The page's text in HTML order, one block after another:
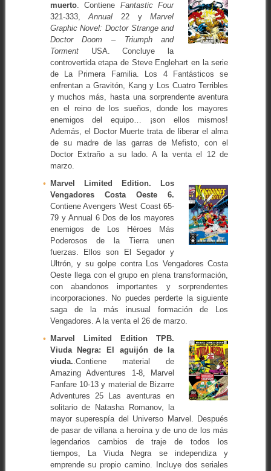
muerto. Contiene Fantastic Four
321-333,Annual 22 yMarvel
Graphic Novel: Doctor Strange and
Doctor Doom – Triumph and
Torment USA. Concluye la
controvertida etapa de Steve Englehart en la serie
de La Primera Familia. Los 4 Fantásticos se
enfrentan a Gravitón, Kang y Los Cuatro Terribles
y muchos más, hasta una sorprendente aventura
en el reino de los sueños, donde los mayores
enemigos del equipo… ¡son ellos mismos!
Además, el Doctor Muerte trata de liberar el alma
de su madre de las garras de Mefisto, con el
Doctor Extraño a su lado. A la venta el 12 de
marzo.
Marvel Limited Edition. Los
Vengadores Costa Oeste 6.
Contiene Avengers West Coast 65-
79 y Annual 6 Dos de los mayores
enemigos de Los Héroes Más
Poderosos de la Tierra unen
fuerzas. Ellos son El Segador y
Ultrón, y su golpe contra Los Vengadores Costa
Oeste llega con el grupo en plena transformación,
con abandonos importantes y sorprendentes
incorporaciones. No puedes perderte la siguiente
saga de la más inusual formación de Los
Vengadores. A la venta el 26 de marzo.
Marvel Limited Edition TPB.
Viuda Negra: El aguijón de la
viuda. .Contiene material de
Amazing Adventures 1-8, Marvel
Fanfare 10-13 y material de Bizarre
Adventures 25 Las aventuras en
solitario de Natasha Romanov, la
mayor superespía del Universo Marvel. Después
de pasar de villana a heroína y de uno de los más
legendarios cambios de traje de todos los
tiempos, La Viuda Negra se independiza y
emprende su propio camino. Incluye dos seriales